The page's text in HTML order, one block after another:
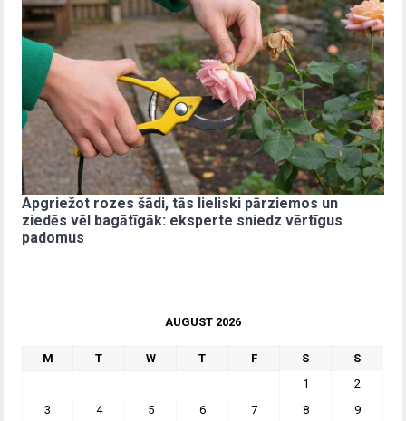
Apgriežot rozes šādi, tās lieliski pārziemos un
ziedēs vēl bagātīgāk: eksperte sniedz vērtīgus
padomus
AUGUST 2026
M T W T F S
S
1
2
3
4 5 6 7 8
9